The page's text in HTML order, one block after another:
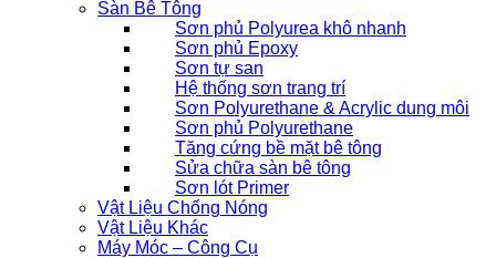
Sàn Bê Tông
Sơn phủ Polyurea khô nhanh
Sơn phủ Epoxy
Sơn tự san
Hệ thống sơn trang trí
Sơn Polyurethane & Acrylic dung môi
Sơn phủ Polyurethane
Tăng cứng bề mặt bê tông
Sửa chữa sàn bê tông
Sơn lót Primer
Vật Liệu Chống Nóng
Vật Liệu Khác
Máy Móc – Công Cụ